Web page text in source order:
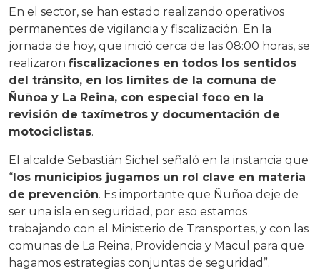
En el sector, se han estado realizando operativos
permanentes de vigilancia y fiscalización. En la
jornada de hoy, que inició cerca de las 08:00 horas, se
realizaron fiscalizaciones en todos los sentidos
del tránsito, en los límites de la comuna de
Ñuñoa y La Reina, con especial foco en la
revisión de taxímetros y documentación de
motociclistas.
El alcalde Sebastián Sichel señaló en la instancia que
“los municipios jugamos un rol clave en materia
de prevención. Es importante que Ñuñoa deje de
ser una isla en seguridad, por eso estamos
trabajando con el Ministerio de Transportes, y con las
comunas de La Reina, Providencia y Macul para que
hagamos estrategias conjuntas de seguridad”.